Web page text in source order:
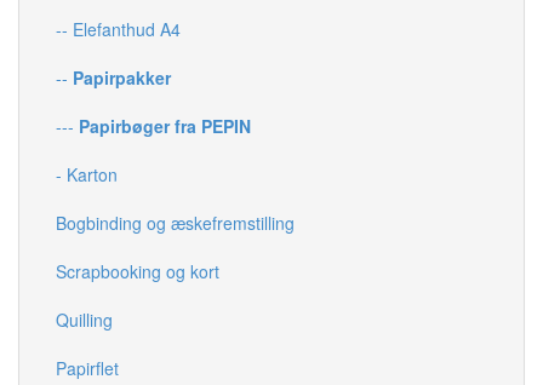
-- Elefanthud A4
-- Papirpakker
--- Papirbøger fra PEPIN
- Karton
Bogbinding og æskefremstilling
Scrapbooking og kort
Quilling
Papirflet